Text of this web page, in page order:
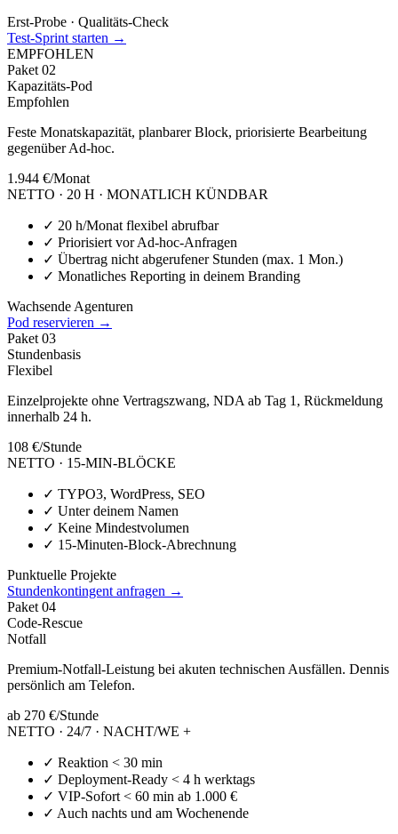
Erst-Probe · Qualitäts-Check
Test-Sprint starten →
EMPFOHLEN
Paket 02
Kapazitäts-Pod
Empfohlen
Feste Monatskapazität, planbarer Block, priorisierte Bearbeitung
gegenüber Ad-hoc.
1.944 €/Monat
NETTO · 20 H · MONATLICH KÜNDBAR
✓ 20 h/Monat flexibel abrufbar
✓ Priorisiert vor Ad-hoc-Anfragen
✓ Übertrag nicht abgerufener Stunden (max. 1 Mon.)
✓ Monatliches Reporting in deinem Branding
Wachsende Agenturen
Pod reservieren →
Paket 03
Stundenbasis
Flexibel
Einzelprojekte ohne Vertragszwang, NDA ab Tag 1, Rückmeldung
innerhalb 24 h.
108 €/Stunde
NETTO · 15-MIN-BLÖCKE
✓ TYPO3, WordPress, SEO
✓ Unter deinem Namen
✓ Keine Mindestvolumen
✓ 15-Minuten-Block-Abrechnung
Punktuelle Projekte
Stundenkontingent anfragen →
Paket 04
Code-Rescue
Notfall
Premium-Notfall-Leistung bei akuten technischen Ausfällen. Dennis
persönlich am Telefon.
ab 270 €/Stunde
NETTO · 24/7 · NACHT/WE +
✓ Reaktion < 30 min
✓ Deployment-Ready < 4 h werktags
✓ VIP-Sofort < 60 min ab 1.000 €
✓ Auch nachts und am Wochenende